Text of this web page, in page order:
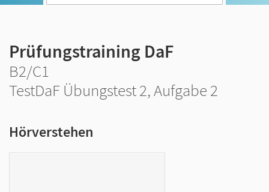
Prüfungstraining DaF
B2/C1
TestDaF Übungstest 2, Aufgabe 2
Hörverstehen